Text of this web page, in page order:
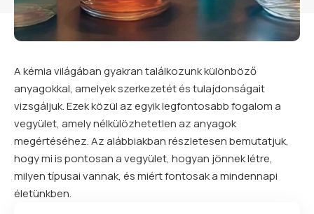
A kémia világában gyakran találkozunk különböző
anyagokkal, amelyek szerkezetét és tulajdonságait
vizsgáljuk. Ezek közül az egyik legfontosabb fogalom a
vegyület, amely nélkülözhetetlen az anyagok
megértéséhez. Az alábbiakban részletesen bemutatjuk,
hogy mi is pontosan a vegyület, hogyan jönnek létre,
milyen típusai vannak, és miért fontosak a mindennapi
életünkben.